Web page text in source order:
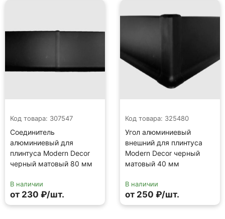
Код товара: 307547
Соединитель
алюминиевый для
плинтуса Modern Decor
черный матовый 80 мм
В наличии
от 230 ₽/шт.
Код товара: 325480
Угол алюминиевый
внешний для плинтуса
Modern Decor черный
матовый 40 мм
В наличии
от 250 ₽/шт.